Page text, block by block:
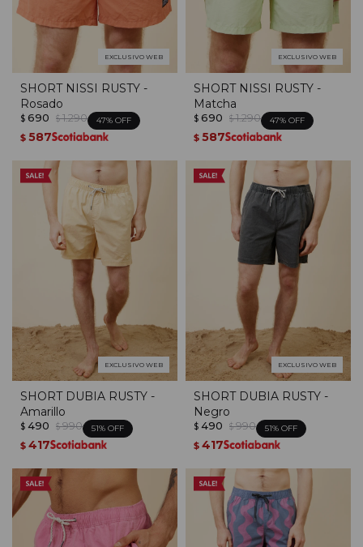
EXCLUSIVO WEB
SHORT NISSI RUSTY -
Rosado
$ 690 $ 1.290 47
$ 587
EXCLUSIVO WEB
SHORT NISSI RUSTY -
Matcha
$ 690 $ 1.290 47
$ 587
EXCLUSIVO WEB
SHORT DUBIA RUSTY -
Amarillo
$ 490 $ 990 51
$ 417
EXCLUSIVO WEB
SHORT DUBIA RUSTY -
Negro
$ 490 $ 990 51
$ 417